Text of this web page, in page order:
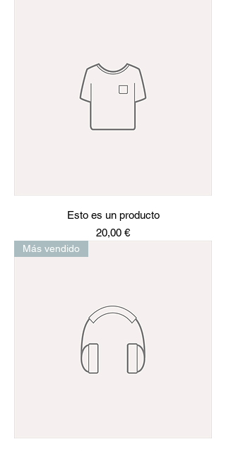
Esto es un producto
Precio
20,00 €
Más vendido